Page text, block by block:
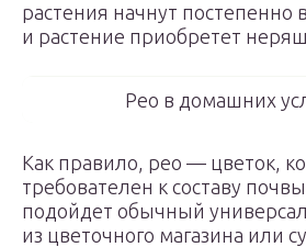
растения начнут постепенно
и растение приобретет
Рео в домашних
Как правило, рео — цветок,
требователен к составу
подойдет обычный
из цветочного магазина или